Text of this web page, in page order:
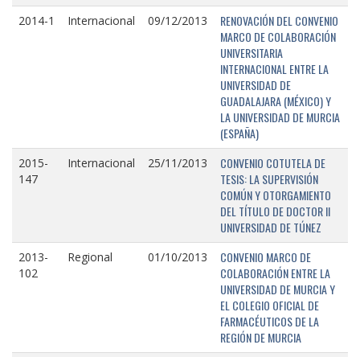
2014-1 Internacional 09/12/2013
RENOVACIÓN DEL CONVENIO
MARCO DE COLABORACIÓN
UNIVERSITARIA
INTERNACIONAL ENTRE LA
UNIVERSIDAD DE
GUADALAJARA (MÉXICO) Y
LA UNIVERSIDAD DE MURCIA
(ESPAÑA)
2015-
147
Internacional 25/11/2013
CONVENIO COTUTELA DE
TESIS: LA SUPERVISIÓN
COMÚN Y OTORGAMIENTO
DEL TÍTULO DE DOCTOR II
UNIVERSIDAD DE TÚNEZ
2013-
102
Regional 01/10/2013
CONVENIO MARCO DE
COLABORACIÓN ENTRE LA
UNIVERSIDAD DE MURCIA Y
EL COLEGIO OFICIAL DE
FARMACÉUTICOS DE LA
REGIÓN DE MURCIA